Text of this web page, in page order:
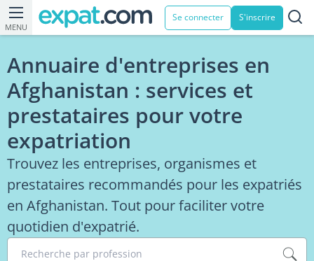
MENU
Se connecter S'inscrire
Annuaire d'entreprises en
Afghanistan : services et
prestataires pour votre
expatriation
Trouvez les entreprises, organismes et
prestataires recommandés pour les expatriés
en Afghanistan. Tout pour faciliter votre
quotidien d'expatrié.
Recherche par profession